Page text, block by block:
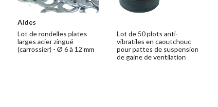
Aldes
Lot de rondelles plates
larges acier zingué
(carrossier) - Ø 6 à 12 mm
Lot de 50 plots anti-
vibratiles en caoutchouc
pour pattes de suspension
de gaine de ventilation